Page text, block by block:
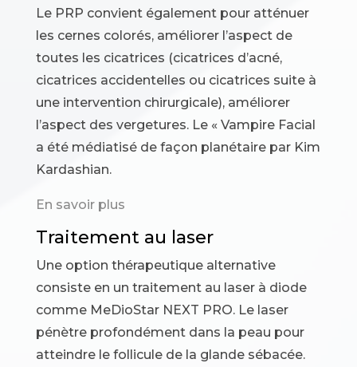
Le PRP convient également pour atténuer
les cernes colorés, améliorer l’aspect de
toutes les cicatrices (cicatrices d’acné,
cicatrices accidentelles ou cicatrices suite à
une intervention chirurgicale), améliorer
l’aspect des vergetures. Le « Vampire Facial
a été médiatisé de façon planétaire par Kim
Kardashian.
En savoir plus
Traitement au laser
Une option thérapeutique alternative
consiste en un traitement au laser à diode
comme MeDioStar NEXT PRO. Le laser
pénètre profondément dans la peau pour
atteindre le follicule de la glande sébacée.